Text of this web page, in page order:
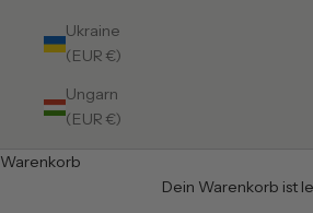
Ukraine
(EUR €)
Ungarn
(EUR €)
Warenkorb
Dein Warenkorb ist
Teppiche in 140 x